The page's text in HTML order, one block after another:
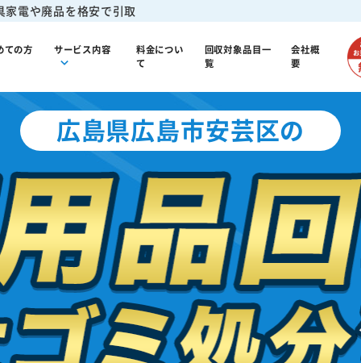
家電や廃品を格安で引取
ての方 サービス内容
料金につい
て
回収対象品目一
覧
会社概
要
広島県広島市安芸区の